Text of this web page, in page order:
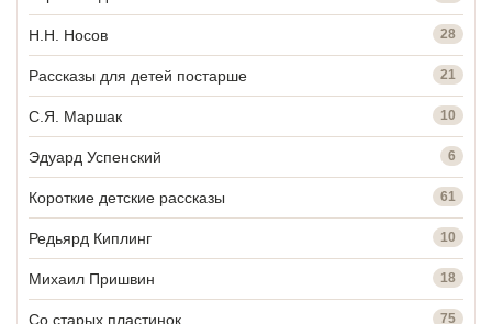
Н.Н. Носов 28
Рассказы для детей постарше 21
С.Я. Маршак 10
Эдуард Успенский 6
Короткие детские рассказы 61
Редьярд Киплинг 10
Михаил Пришвин 18
Со старых пластинок 75